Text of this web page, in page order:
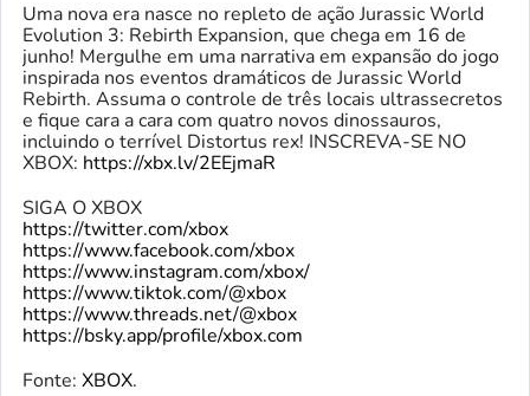
Uma nova era nasce no repleto de ação Jurassic World
Evolution 3: Rebirth Expansion, que chega em 16 de
junho! Mergulhe em uma narrativa em expansão do jogo
inspirada nos eventos dramáticos de Jurassic World
Rebirth. Assuma o controle de três locais ultrassecretos
e fique cara a cara com quatro novos dinossauros,
incluindo o terrível Distortus rex! INSCREVA-SE NO
XBOX: https://xbx.lv/2EEjmaR
SIGA O XBOX
https://twitter.com/xbox
https://www.facebook.com/xbox
https://www.instagram.com/xbox/
https://www.tiktok.com/@xbox
https://www.threads.net/@xbox
https://bsky.app/profile/xbox.com
Fonte: XBOX.